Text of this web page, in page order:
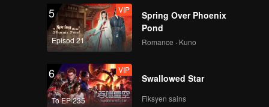
5
Episod 21
VIP
Spring Over Phoenix
Pond
Romance · Kuno
6
To EP 235
VIP
Swallowed Star
Fiksyen sains